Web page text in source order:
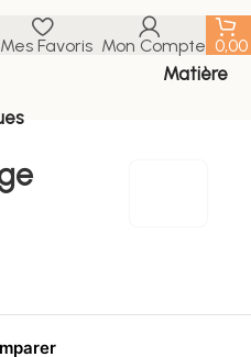
Mes Favoris Mon Compte 0,00
Matière